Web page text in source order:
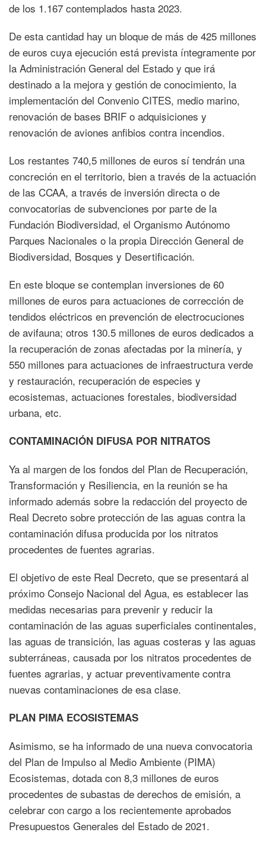
de los 1.167 contemplados hasta 2023.
De esta cantidad hay un bloque de más de 425 millones
de euros cuya ejecución está prevista íntegramente por
la Administración General del Estado y que irá
destinado a la mejora y gestión de conocimiento, la
implementación del Convenio CITES, medio marino,
renovación de bases BRIF o adquisiciones y
renovación de aviones anfibios contra incendios.
Los restantes 740,5 millones de euros sí tendrán una
concreción en el territorio, bien a través de la actuación
de las CCAA, a través de inversión directa o de
convocatorias de subvenciones por parte de la
Fundación Biodiversidad, el Organismo Autónomo
Parques Nacionales o la propia Dirección General de
Biodiversidad, Bosques y Desertificación.
En este bloque se contemplan inversiones de 60
millones de euros para actuaciones de corrección de
tendidos eléctricos en prevención de electrocuciones
de avifauna; otros 130.5 millones de euros dedicados a
la recuperación de zonas afectadas por la minería, y
550 millones para actuaciones de infraestructura verde
y restauración, recuperación de especies y
ecosistemas, actuaciones forestales, biodiversidad
urbana, etc.
CONTAMINACIÓN DIFUSA POR NITRATOS
Ya al margen de los fondos del Plan de Recuperación,
Transformación y Resiliencia, en la reunión se ha
informado además sobre la redacción del proyecto de
Real Decreto sobre protección de las aguas contra la
contaminación difusa producida por los nitratos
procedentes de fuentes agrarias.
El objetivo de este Real Decreto, que se presentará al
próximo Consejo Nacional del Agua, es establecer las
medidas necesarias para prevenir y reducir la
contaminación de las aguas superficiales continentales,
las aguas de transición, las aguas costeras y las aguas
subterráneas, causada por los nitratos procedentes de
fuentes agrarias, y actuar preventivamente contra
nuevas contaminaciones de esa clase.
PLAN PIMA ECOSISTEMAS
Asimismo, se ha informado de una nueva convocatoria
del Plan de Impulso al Medio Ambiente (PIMA)
Ecosistemas, dotada con 8,3 millones de euros
procedentes de subastas de derechos de emisión, a
celebrar con cargo a los recientemente aprobados
Presupuestos Generales del Estado de 2021.